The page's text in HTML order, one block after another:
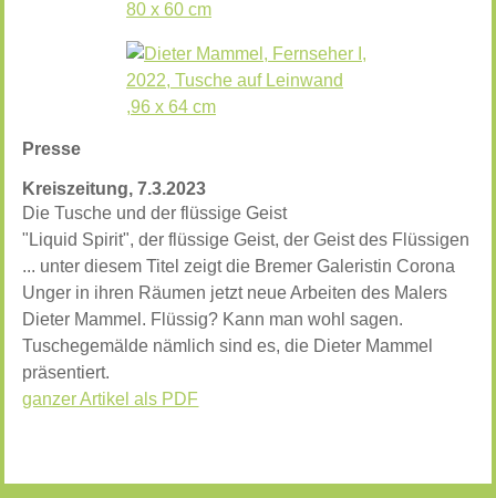
Presse
Kreiszeitung, 7.3.2023
Die Tusche und der flüssige Geist
"Liquid Spirit", der flüssige Geist, der Geist des Flüssigen
... unter diesem Titel zeigt die Bremer Galeristin Corona
Unger in ihren Räumen jetzt neue Arbeiten des Malers
Dieter Mammel. Flüssig? Kann man wohl sagen.
Tuschegemälde nämlich sind es, die Dieter Mammel
präsentiert.
ganzer Artikel als PDF